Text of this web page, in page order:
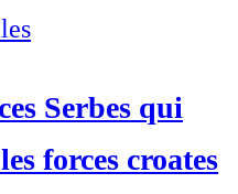
Serbes qui
forces croates